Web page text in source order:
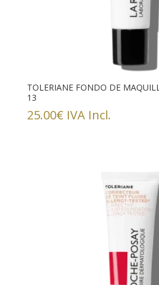
TOLERIANE FONDO DE
13
25.00€ IVA Incl.